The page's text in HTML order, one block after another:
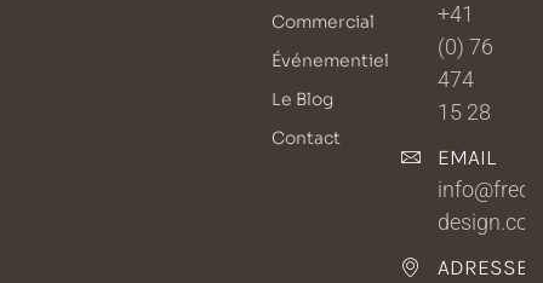
Commercial
Événementiel
Le Blog
Contact
+41
(0) 76
474
15 28
EMAIL
ADRESSE